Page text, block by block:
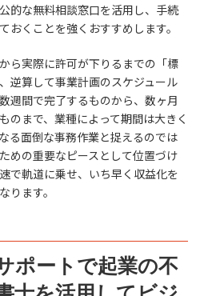
的な無料相談窓口を活用し、手続
おくことを強くおすすめします。
ら実際に許可が下りるまでの「標
逆算して事業計画のスケジュール
週間で完了するものから、数ヶ月
のまで、業種によって期間は大きく
る面倒な事務作業と捉えるのでは
めの重要なピースとして位置づけ
で軌道に乗せ、いち早く収益化を
ります。
ポートで起業の不